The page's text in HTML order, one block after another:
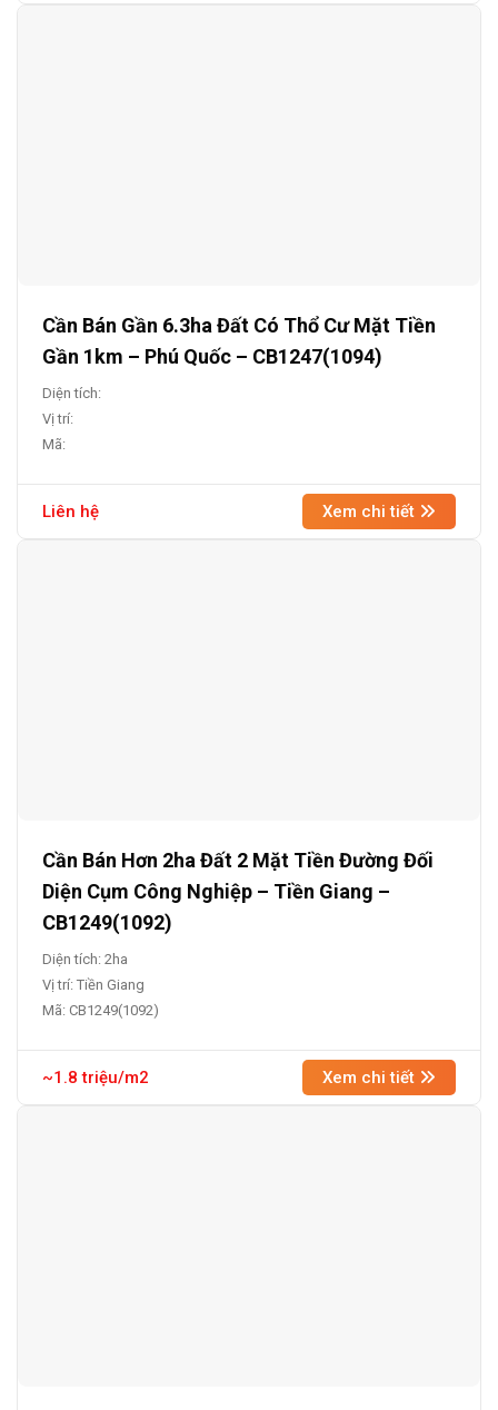
Cần Bán Gần 6.3ha Đất Có Thổ Cư Mặt Tiền
Gần 1km – Phú Quốc – CB1247(1094)
Diện tích:
Vị trí:
Mã:
Liên hệ Xem chi tiết
Cần Bán Hơn 2ha Đất 2 Mặt Tiền Đường Đối
Diện Cụm Công Nghiệp – Tiền Giang –
CB1249(1092)
Diện tích: 2ha
Vị trí: Tiền Giang
Mã: CB1249(1092)
~1.8 triệu/m2 Xem chi tiết